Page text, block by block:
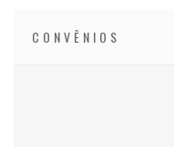
CONVÊNIOS